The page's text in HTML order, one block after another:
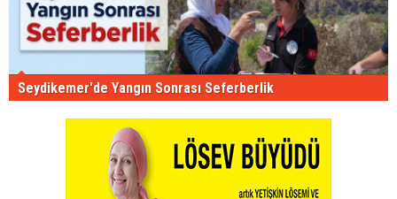
Seydikemer'de Yangın Sonrası Seferberlik